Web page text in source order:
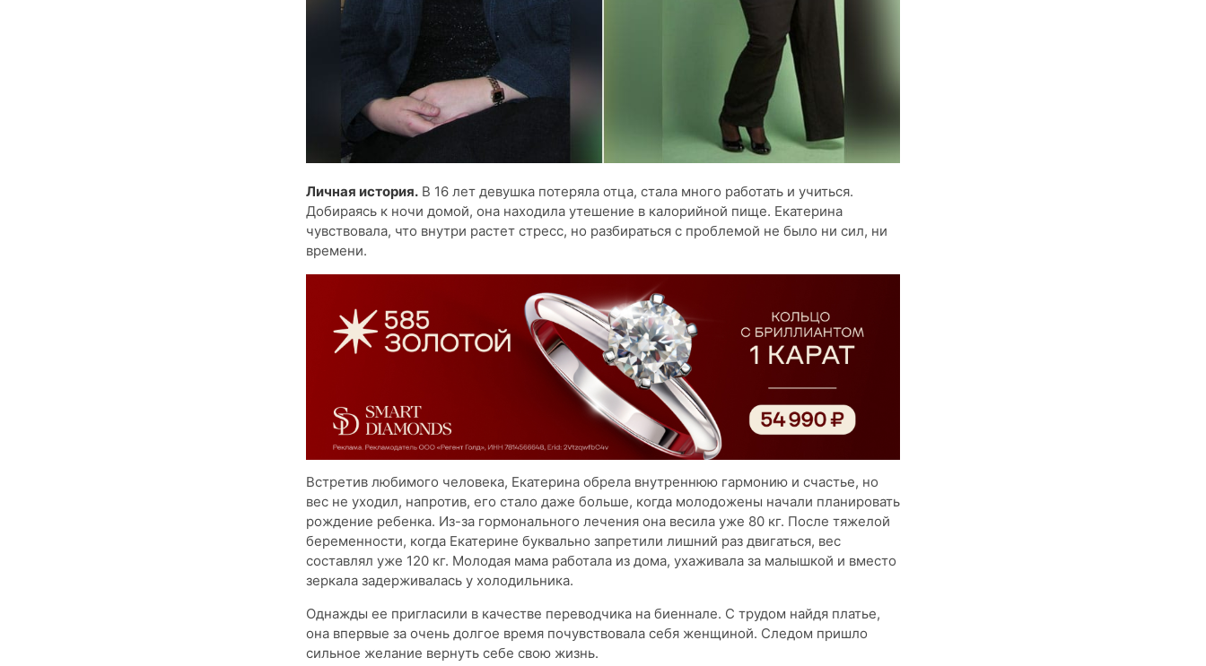
Личная история.В 16 лет девушка потеряла отца, стала много работать и учиться.
Добираясь к ночи домой, она находила утешение в калорийной пище. Екатерина
чувствовала, что внутри растет стресс, но разбираться с проблемой не было ни сил, ни
времени.
Встретив любимого человека, Екатерина обрела внутреннюю гармонию и счастье, но
вес не уходил, напротив, его стало даже больше, когда молодожены начали планировать
рождение ребенка. Из-за гормонального лечения она весила уже 80 кг. После тяжелой
беременности, когда Екатерине буквально запретили лишний раз двигаться, вес
составлял уже 120 кг. Молодая мама работала из дома, ухаживала за малышкой и вместо
зеркала задерживалась у холодильника.
Однажды ее пригласили в качестве переводчика на биеннале. С трудом найдя платье,
она впервые за очень долгое время почувствовала себя женщиной. Следом пришло
сильное желание вернуть себе свою жизнь.